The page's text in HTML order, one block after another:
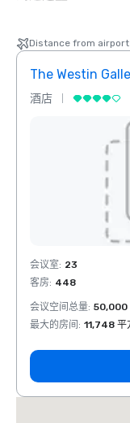
Distance from airport
The Westin
酒店
Removed from
会议室: 23
客房: 448
会议空间总量: 50,000
最大的房间 : 11,748 平